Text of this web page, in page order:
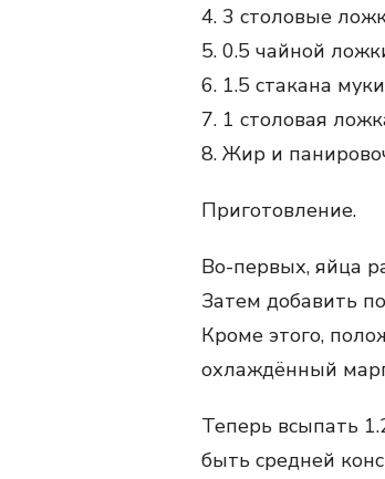
4. 3 столовые
5. 0.5 чайной
6. 1.5 стакана
7. 1 столовая
8. Жир и
Приготовление.
Во-первых, яйца
Затем добавить
Кроме этого,
охлаждённый
Теперь всыпать
быть средней